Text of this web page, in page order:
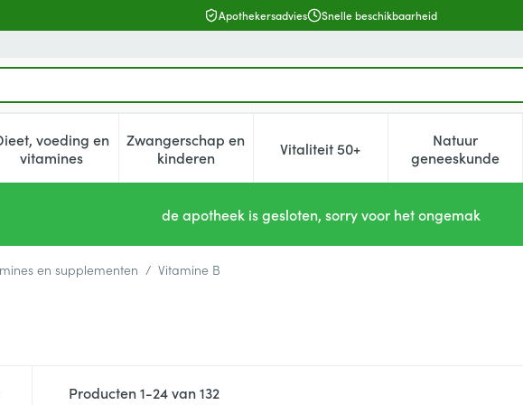
Apothekersadvies Snelle beschikbaarheid
voor Schoonheid, verzorging en hygiëne categorie
voeding en
vitaminesToon submenu voor Dieet, voeding en vitamines categorie
Zwangerschap en
kinderenToon submenu voor Zwangerschap en kinderen
Vitaliteit 50+Toon submenu voor Vitaliteit
Natuur
geneeskunde
Toon
de apotheek is gesloten, sorry voor het ongemak
en supplementen / Vitamine B
Producten1-24van132